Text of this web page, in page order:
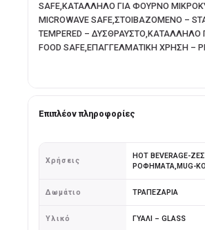
SAFE,ΚΑΤΑΛΛΗΛΟ ΓΙΑ ΦΟΥΡΝΟ
MICROWAVE SAFE,ΣΤΟΙΒΑΖΟΜΕΝΟ –
TEMPERED – ΔΥΣΘΡΑΥΣΤΟ,ΚΑΤΑΛΛΗΛΟ
FOOD SAFE,ΕΠΑΓΓΕΛΜΑΤΙΚΗ ΧΡΗΣΗ –
Επιπλέον πληροφορίες
Xρήσεις
HOT BEVERAGE-
ΡΟΦΗΜΑΤΑ,MUG-
Δωμάτιο ΤΡΑΠΕΖΑΡΙΑ
Υλικό ΓΥΑΛΙ – GLASS